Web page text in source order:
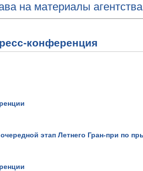
на материалы
конференция
этап Летнего Гран-при по